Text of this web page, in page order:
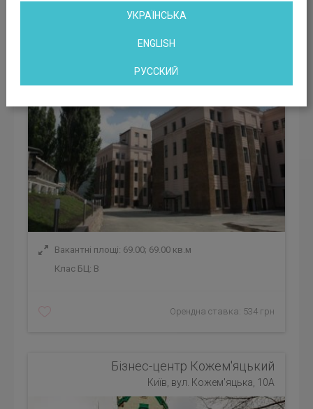
Бізнес-центр Вектор
Вакантні площі: 69.00; 69.00 кв.м
Клас БЦ: B
Орендна ставка: 534 грн
Бізнес-центр Кожем'яцький
Київ, вул. Кожем'яцька, 10А
УКРАЇНСЬКА
ENGLISH
РУССКИЙ